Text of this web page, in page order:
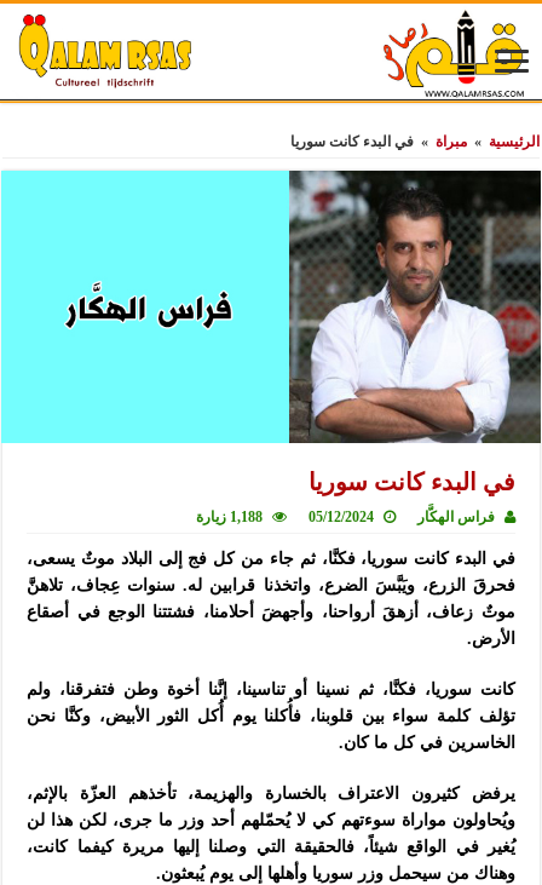
الرئيسية » مبراة » في البدء كانت سوريا
في البدء كانت سوريا
فراس الهكَّار 05/12/2024 1,188 زيارة
في البدء كانت سوريا، فكنَّا، ثم جاء من كل فج إلى البلاد موتٌ يسعى،
فحرقَ الزرع، ويَبَّسَ الضرع، واتخذنا قرابين له. سنوات عِجاف، تلاهنَّ
موتٌ زعاف، أزهقَ أرواحنا، وأجهضَ أحلامنا، فشتتنا الوجع في أصقاع
الأرض.
كانت سوريا، فكنَّا، ثم نسينا أو تناسينا، إنَّنا أخوة وطن فتفرقنا، ولم
تؤلف كلمة سواء بين قلوبنا، فأُكلنا يوم أُكل الثور الأبيض، وكنَّا نحن
الخاسرين في كل ما كان.
يرفض كثيرون الاعتراف بالخسارة والهزيمة، تأخذهم العزّة بالإثم،
ويُحاولون مواراة سوءتهم كي لا يُحمّلهم أحد وزر ما جرى، لكن هذا لن
يُغير في الواقع شيئاً، فالحقيقة التي وصلنا إليها مريرة كيفما كانت،
وهناك من سيحمل وزر سوريا وأهلها إلى يوم يُبعثون.